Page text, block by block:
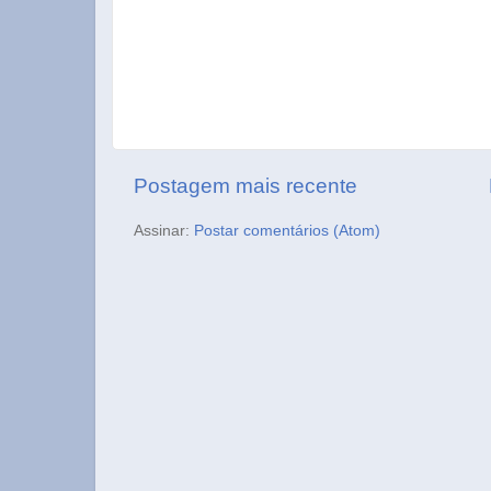
Postagem mais recente
Assinar: Postar comentários (Atom)